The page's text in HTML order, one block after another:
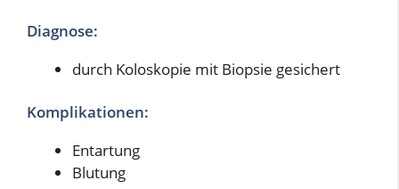
Diagnose:
durch Koloskopie mit Biopsie gesichert
Komplikationen:
Entartung
Blutung